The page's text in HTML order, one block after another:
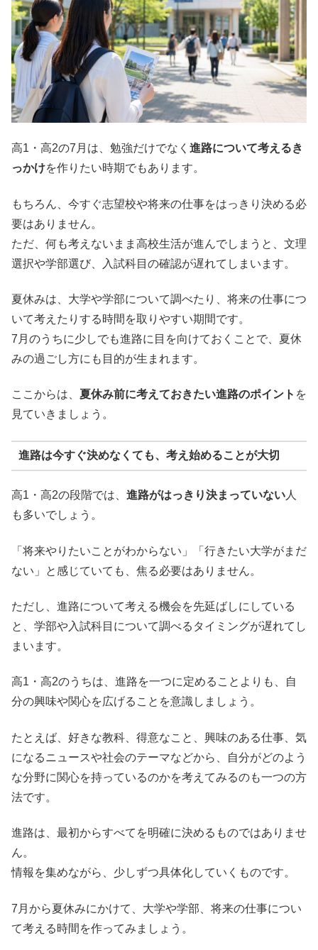
高1・高2の7月は、勉強だけでなく 進路について考えるき
っかけを作りたい時期でもあります。
もちろん、今すぐ志望校や将来の仕事をはっきり決める必
要はありません。
ただ、何も考えないまま高校生活が進んでしまうと、文理
選択や学部選び、入試科目の確認が遅れてしまいます。
夏休みは、大学や学部について調べたり、将来の仕事につ
いて考えたりする時間を取りやすい期間です。
7月のうちに少しでも進路に目を向けておくことで、夏休
みの過ごし方にも目的が生まれます。
ここからは、 夏休み前に考えておきたい進路のポイント を
見ていきましょう。
進路は今すぐ決めなくても、考え始めることが大切
高1・高2の段階では、 進路がはっきり決まっていない 人
も多いでしょう。
「将来やりたいことがわからない」「行きたい大学がまだ
ない」と感じていても、焦る必要はありません。
ただし、進路について考える機会を先延ばしにしている
と、学部や入試科目について調べるタイミングが遅れてし
まいます。
高1・高2のうちは、進路を一つに定めることよりも、自
分の興味や関心を広げることを意識しましょう。
たとえば、好きな教科、得意なこと、興味のある仕事、気
になるニュースや社会のテーマなどから、自分がどのよう
な分野に関心を持っているのかを考えてみるのも一つの方
法です。
進路は、最初からすべてを明確に決めるものではありませ
ん。
情報を集めながら、少しずつ具体化していくものです。
7月から夏休みにかけて、大学や学部、将来の仕事につい
て考える時間を作ってみましょう。